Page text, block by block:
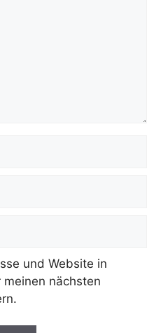
und Website in
nächsten